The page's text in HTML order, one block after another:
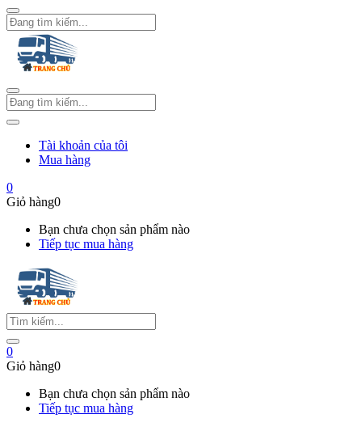
Tài khoản của tôi
Mua hàng
0
Giỏ hàng0
Bạn chưa chọn sản phẩm nào
Tiếp tục mua hàng
0
Giỏ hàng0
Bạn chưa chọn sản phẩm nào
Tiếp tục mua hàng